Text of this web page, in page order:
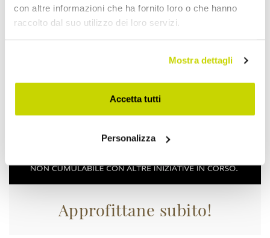
con altre informazioni che ha fornito loro o che hanno
raccolto dal suo utilizzo dei loro servizi.
Mostra dettagli
Accetta tutti
Personalizza
Approfittane subito!